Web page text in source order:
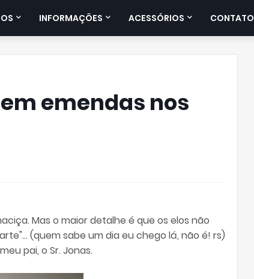
INFORMAÇÕES ACESSÓRIOS CONTATO
emendas nos
Mas o maior detalhe é que os elos não
(quem sabe um dia eu chego lá, não é! rs)
pai, o Sr. Jonas.